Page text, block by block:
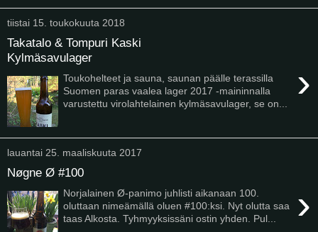
tiistai 15. toukokuuta 2018
Takatalo & Tompuri Kaski
Kylmäsavulager
›
Toukohelteet ja sauna, saunan päälle terassilla
Suomen paras vaalea lager 2017 -maininnalla
varustettu virolahtelainen kylmäsavulager, se on...
lauantai 25. maaliskuuta 2017
Nøgne Ø #100
›
Norjalainen Ø-panimo juhlisti aikanaan 100.
oluttaan nimeämällä oluen #100:ksi. Nyt olutta saa
taas Alkosta. Tyhmyyksissäni ostin yhden. Pul...